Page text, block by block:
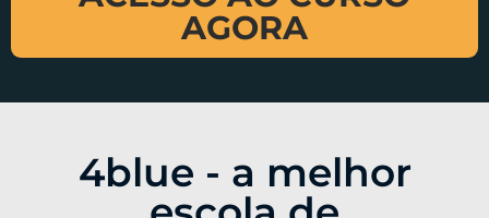
AGORA
4blue - a melhor